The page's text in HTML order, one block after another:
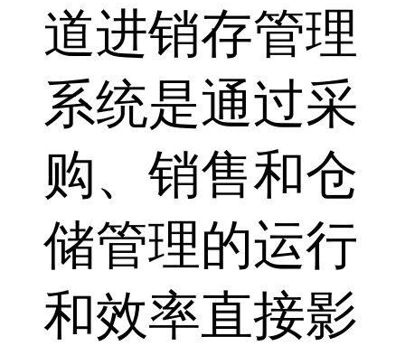
道进销存管理
系统是通过采
购、销售和仓
储管理的运行
和效率直接影